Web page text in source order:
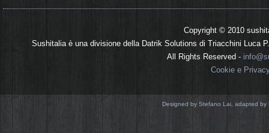
Copyright © 2010
Sushitalia è una divisione della Datrik Solutions di Triacchini Luca
All Rights Reserved -
Cookie e
Designed by Stefano Lai, adapted by